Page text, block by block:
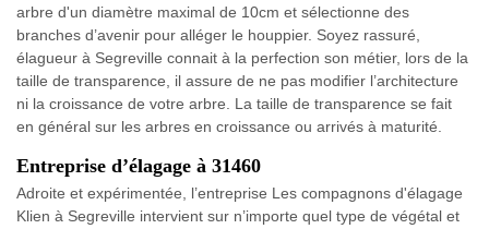
arbre d'un diamètre maximal de 10cm et sélectionne des
branches d’avenir pour alléger le houppier. Soyez rassuré,
élagueur à Segreville connait à la perfection son métier, lors de la
taille de transparence, il assure de ne pas modifier l’architecture
ni la croissance de votre arbre. La taille de transparence se fait
en général sur les arbres en croissance ou arrivés à maturité.
Entreprise d’élagage à 31460
Adroite et expérimentée, l’entreprise Les compagnons d'élagage
Klien à Segreville intervient sur n’importe quel type de végétal et